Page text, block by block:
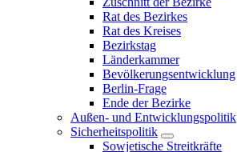
Rat des Bezirkes
Rat des Kreises
Bezirkstag
Länderkammer
Bevölkerungsentwicklung
Berlin-Frage
Ende der Bezirke
Außen- und Entwicklungspolitik
Sicherheitspolitik
Sowjetische Streitkräfte